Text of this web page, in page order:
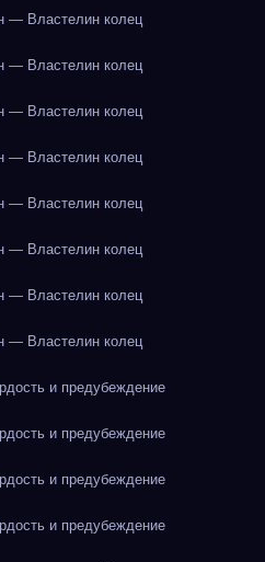
— Властелин колец
— Властелин колец
— Властелин колец
— Властелин колец
— Властелин колец
— Властелин колец
— Властелин колец
— Властелин колец
и предубеждение
и предубеждение
и предубеждение
и предубеждение